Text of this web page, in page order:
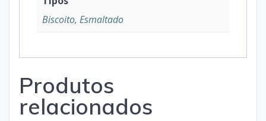
Biscoito, Esmaltado
Produtos
relacionados